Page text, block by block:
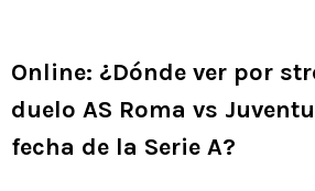
Online: ¿Dónde ver por
duelo AS Roma vs
fecha de la Serie A?